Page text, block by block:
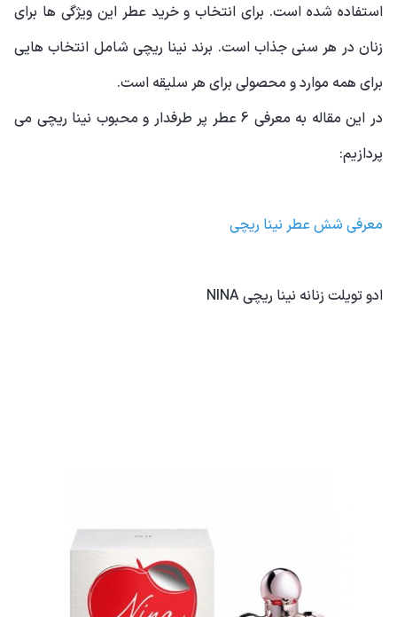
استفاده شده است. برای انتخاب و خرید عطر این ویژگی ها برای
زنان در هر سنی جذاب است. برند نینا ریچی شامل انتخاب هایی
برای همه موارد و محصولی برای هر سلیقه است.
در این مقاله به معرفی 6 عطر پر طرفدار و محبوب نینا ریچی می
پردازیم:
معرفی شش عطر نینا ریچی
ادو تویلت زنانه نینا ریچی NINA